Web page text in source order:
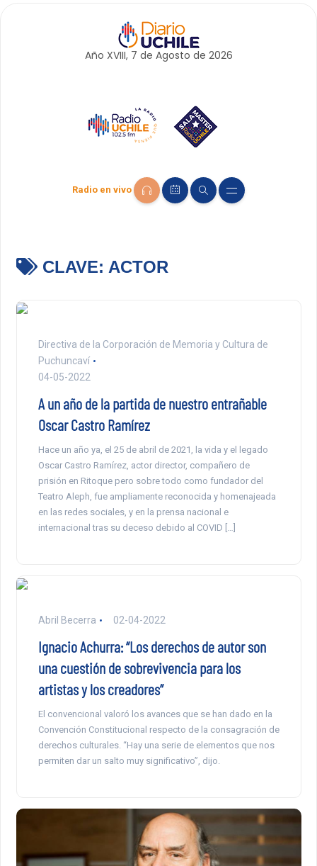
Año XVIII, 7 de Agosto de 2026
Radio en vivo
CLAVE: ACTOR
Directiva de la Corporación de Memoria y Cultura de
Puchuncaví
04-05-2022
A un año de la partida de nuestro entrañable
Oscar Castro Ramírez
Hace un año ya, el 25 de abril de 2021, la vida y el legado
Oscar Castro Ramírez, actor director, compañero de
prisión en Ritoque pero sobre todo como fundador del
Teatro Aleph, fue ampliamente reconocida y homenajeada
en las redes sociales, y en la prensa nacional e
internacional tras su deceso debido al COVID […]
Abril Becerra 02-04-2022
Ignacio Achurra: “Los derechos de autor son
una cuestión de sobrevivencia para los
artistas y los creadores”
El convencional valoró los avances que se han dado en la
Convención Constitucional respecto de la consagración de
derechos culturales. “Hay una serie de elementos que nos
permiten dar un salto muy significativo”, dijo.